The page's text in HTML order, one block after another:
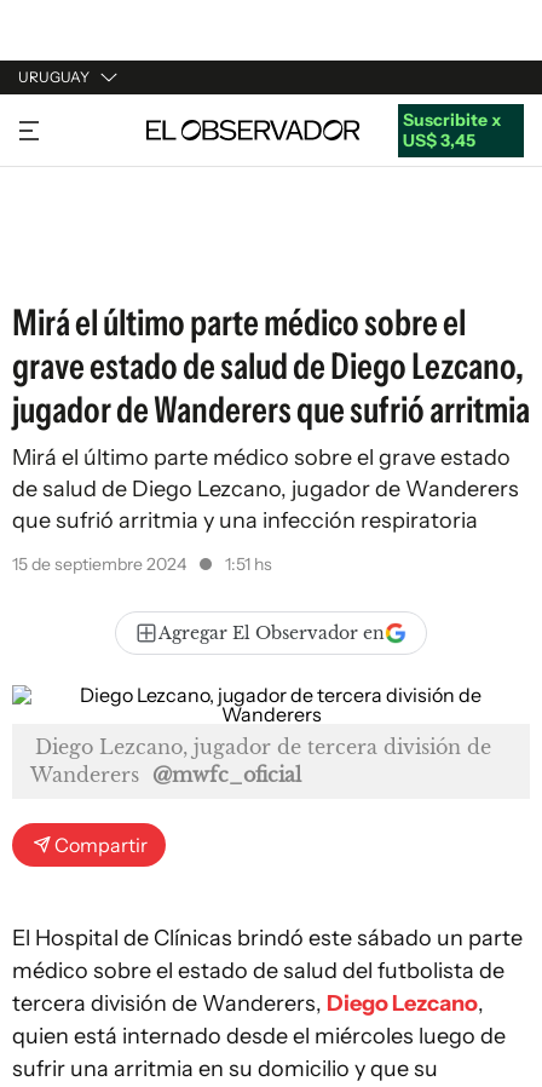
URUGUAY
URUGUAY
ARGENTINA
Suscribite x
US$ 3,45
Mirá el último parte médico sobre el
grave estado de salud de Diego Lezcano,
jugador de Wanderers que sufrió arritmia
Mirá el último parte médico sobre el grave estado
de salud de Diego Lezcano, jugador de Wanderers
que sufrió arritmia y una infección respiratoria
15 de septiembre 2024 1:51 hs
Agregar El Observador en
Diego Lezcano, jugador de tercera división de
Wanderers @mwfc_oficial
Compartir
El Hospital de Clínicas brindó este sábado un parte
médico sobre el estado de salud del futbolista de
tercera división de Wanderers, Diego Lezcano,
quien está internado desde el miércoles luego de
sufrir una arritmia en su domicilio y que su